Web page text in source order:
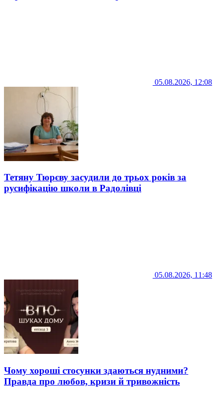
05.08.2026, 12:08
Тетяну Тюрєву засудили до трьох років за
русифікацію школи в Радолівці
05.08.2026, 11:48
Чому хороші стосунки здаються нудними?
Правда про любов, кризи й тривожність